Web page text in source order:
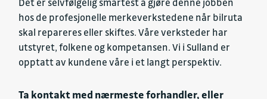
Det er selvfølgelig smartest å gjøre denne jobben
hos de profesjonelle merkeverkstedene når bilruta
skal repareres eller skiftes. Våre verksteder har
utstyret, folkene og kompetansen. Vi i Sulland er
opptatt av kundene våre i et langt perspektiv.
Ta kontakt med nærmeste forhandler, eller